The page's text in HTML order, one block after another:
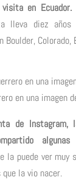
en Ecuador.
lleva diez
Boulder, Colorado,
en una imagen
de Instagram,
algunas
la puede ver
la vio nacer.